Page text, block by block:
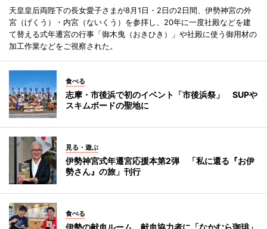
天皇皇后両陛下の長女愛子さまが8月1日・2日の2日間、伊勢神宮の外
宮（げくう）・内宮（ないくう）を参拝し、20年に一度社殿などを建
て替える式年遷宮の行事「御木曳（おきひき）」や社殿に使う御用材の
加工作業などをご視察された。
食べる
志摩・市後浜で初のイベント「市後浜祭」 SUPや
スキムボードの聖地に
見る・遊ぶ
伊勢神宮式年遷宮応援本第2弾 「私に還る『お伊
勢さん』の旅」刊行
食べる
伊勢の献血ルーム、献血協力者に「なかむら珈琲」